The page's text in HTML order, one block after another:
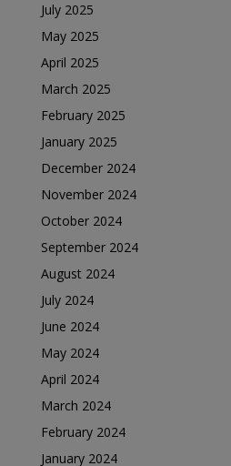
July 2025
May 2025
April 2025
March 2025
February 2025
January 2025
December 2024
November 2024
October 2024
September 2024
August 2024
July 2024
June 2024
May 2024
April 2024
March 2024
February 2024
January 2024